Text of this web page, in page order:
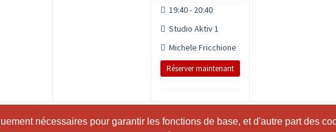
nécessaires pour garantir les fonctions de base, et d'autre part des
nécessaires pour garantir les fonctions de base, et d'autre part des
19:40 - 20:40
Studio Aktiv 1
Michele Fricchione
Réserver maintenant